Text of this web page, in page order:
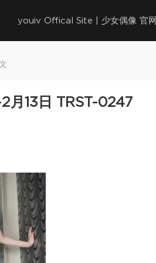
youiv Offical Site | 少女偶像 官网
月13日 TRST-0247